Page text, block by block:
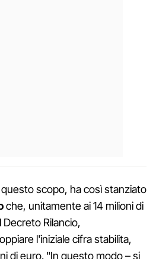
scopo, ha così stanziato
che, unitamente ai 14 milioni di
Rilancio,
l'iniziale cifra stabilita,
di euro. "In questo modo – si